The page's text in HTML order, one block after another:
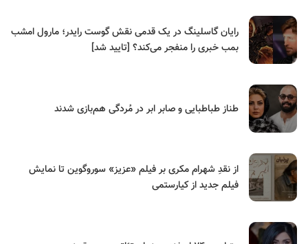
رایان گاسلینگ در یک قدمی نقش گوست رایدر؛ مارول امشب
بمب خبری را منفجر می‌کند؟ [تایید شد]
طناز طباطبایی و صابر ابر در مُردگی هم‌بازی شدند
از نقدِ شهرام مکری بر فیلم «عزیز» سوروگوین تا نمایش
فیلم جدید از کیارستمی